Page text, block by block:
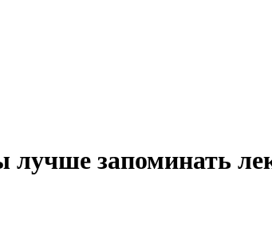
лучше запоминать